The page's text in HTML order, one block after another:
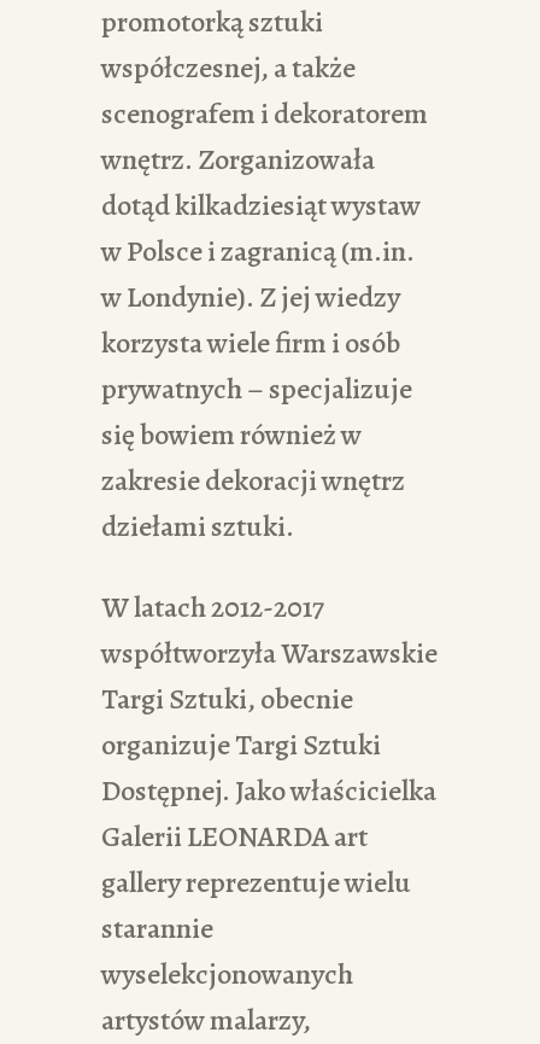
promotorką sztuki
współczesnej, a także
scenografem i dekoratorem
wnętrz. Zorganizowała
dotąd kilkadziesiąt wystaw
w Polsce i zagranicą (m.in.
w Londynie). Z jej wiedzy
korzysta wiele firm i osób
prywatnych – specjalizuje
się bowiem również w
zakresie dekoracji wnętrz
dziełami sztuki.
W latach 2012-2017
współtworzyła Warszawskie
Targi Sztuki, obecnie
organizuje Targi Sztuki
Dostępnej. Jako właścicielka
Galerii LEONARDA art
gallery reprezentuje wielu
starannie
wyselekcjonowanych
artystów malarzy,